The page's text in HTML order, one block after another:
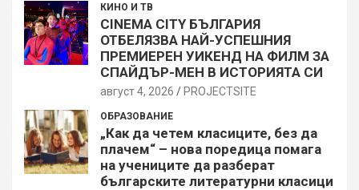
КИНО И ТВ
CINEMA CITY БЪЛГАРИЯ
ОТБЕЛЯЗВА НАЙ-УСПЕШНИЯ
ПРЕМИЕРЕН УИКЕНД НА ФИЛМ ЗА
СПАЙДЪР-МЕН В ИСТОРИЯТА СИ
август 4, 2026 PROJECTSITЕ
ОБРАЗОВАНИЕ
„Как да четем класиците, без да
плачем“ – нова поредица помага
на учениците да разберат
българските литературни класици